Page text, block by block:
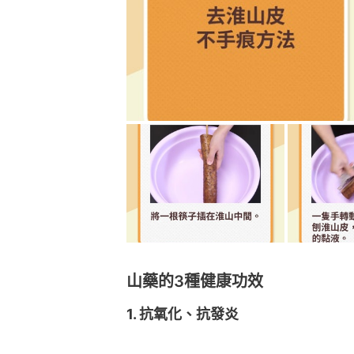
山藥的3種健康功效
1. 抗氧化、抗發炎